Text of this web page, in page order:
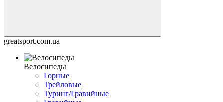
greatsport.com.ua
Велосипеды
Горные
Трейловые
Туринг/Гравийные